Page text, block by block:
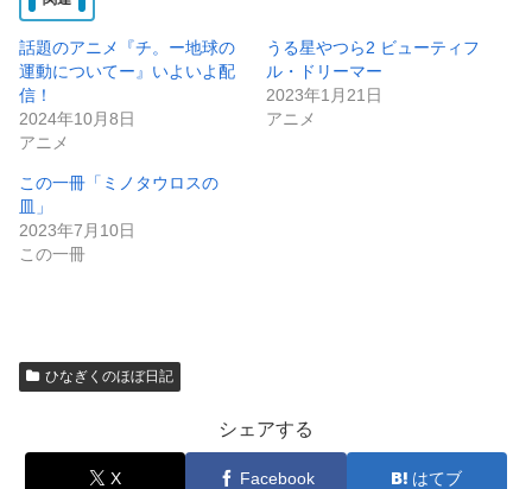
話題のアニメ『チ。ー地球の
運動についてー』いよいよ配
信！
2024年10月8日
アニメ
うる星やつら2 ビューティフ
ル・ドリーマー
2023年1月21日
アニメ
この一冊「ミノタウロスの
皿」
2023年7月10日
この一冊
ひなぎくのほぼ日記
シェアする
X Facebook はてブ